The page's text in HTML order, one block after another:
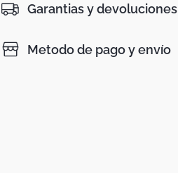
Garantias y devoluciones
Metodo de pago y envío